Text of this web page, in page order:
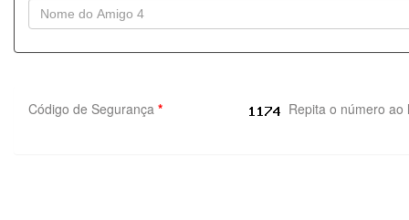
Código de Segurança * Repita o número ao